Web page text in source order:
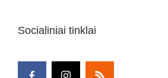
Socialiniai tinklai